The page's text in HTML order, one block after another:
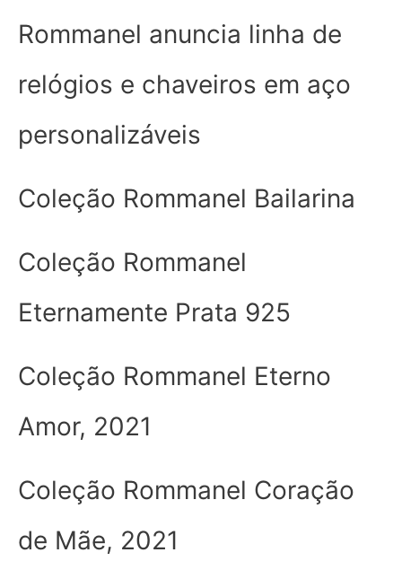
Rommanel anuncia linha de
relógios e chaveiros em aço
personalizáveis
Coleção Rommanel Bailarina
Coleção Rommanel
Eternamente Prata 925
Coleção Rommanel Eterno
Amor, 2021
Coleção Rommanel Coração
de Mãe, 2021